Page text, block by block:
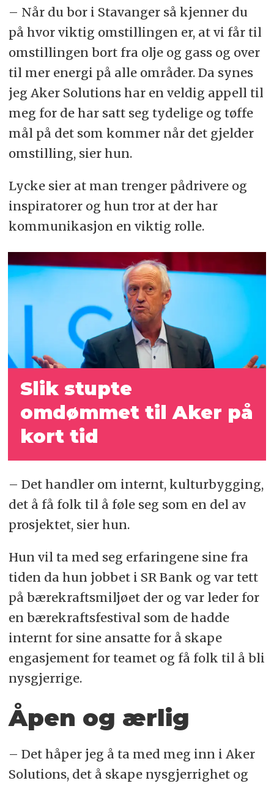
– Når du bor i Stavanger så kjenner du
på hvor viktig omstillingen er, at vi får til
omstillingen bort fra olje og gass og over
til mer energi på alle områder. Da synes
jeg Aker Solutions har en veldig appell til
meg for de har satt seg tydelige og tøffe
mål på det som kommer når det gjelder
omstilling, sier hun.
Lycke sier at man trenger pådrivere og
inspiratorer og hun tror at der har
kommunikasjon en viktig rolle.
Slik stupte
omdømmet til Aker på
kort tid
– Det handler om internt, kulturbygging,
det å få folk til å føle seg som en del av
prosjektet, sier hun.
Hun vil ta med seg erfaringene sine fra
tiden da hun jobbet i SR Bank og var tett
på bærekraftsmiljøet der og var leder for
en bærekraftsfestival som de hadde
internt for sine ansatte for å skape
engasjement for teamet og få folk til å bli
nysgjerrige.
Åpen og ærlig
– Det håper jeg å ta med meg inn i Aker
Solutions, det å skape nysgjerrighet og